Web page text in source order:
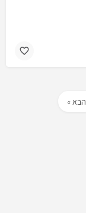
הבא »